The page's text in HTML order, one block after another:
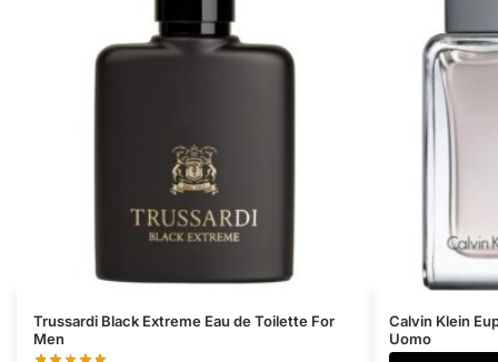
Trussardi Black Extreme Eau de Toilette For
Men
Calvin Klein
Uomo